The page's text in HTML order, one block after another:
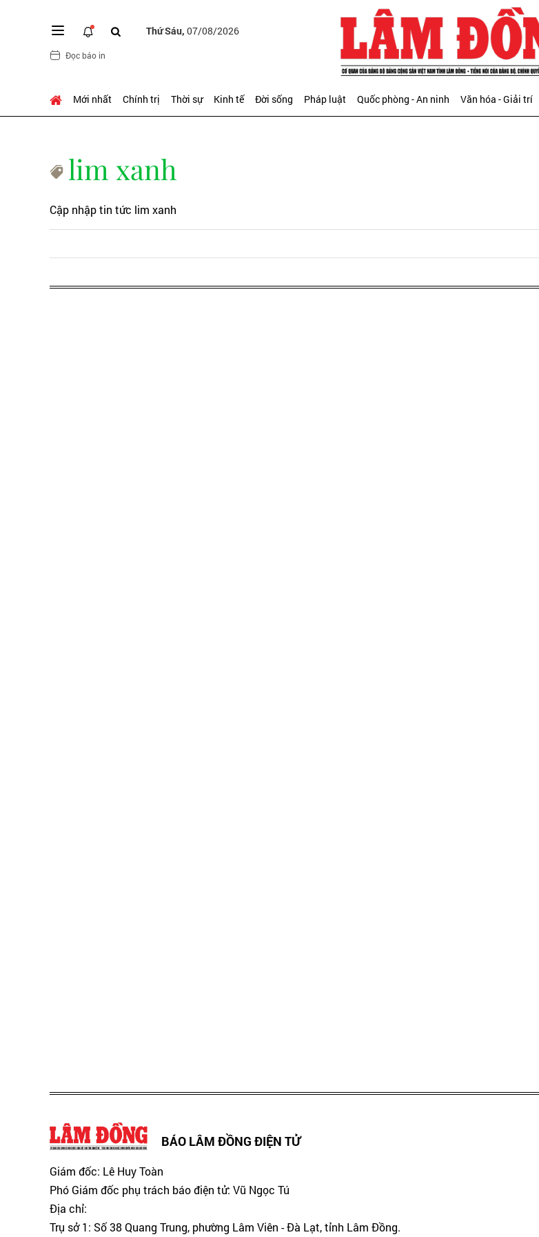
Thứ Sáu, 07/08/2026
Đọc báo in
Mới nhất Chính trị Thời sự Kinh tế Đời sống Pháp luật Quốc phòng - An ninh Văn hóa - Giải trí
lim xanh
Cập nhập tin tức lim xanh
BÁO LÂM ĐỒNG ĐIỆN TỬ
Giám đốc: Lê Huy Toàn
Phó Giám đốc phụ trách báo điện tử: Vũ Ngọc Tú
Địa chỉ:
Trụ sở 1: Số 38 Quang Trung, phường Lâm Viên - Đà Lạt, tỉnh Lâm Đồng.